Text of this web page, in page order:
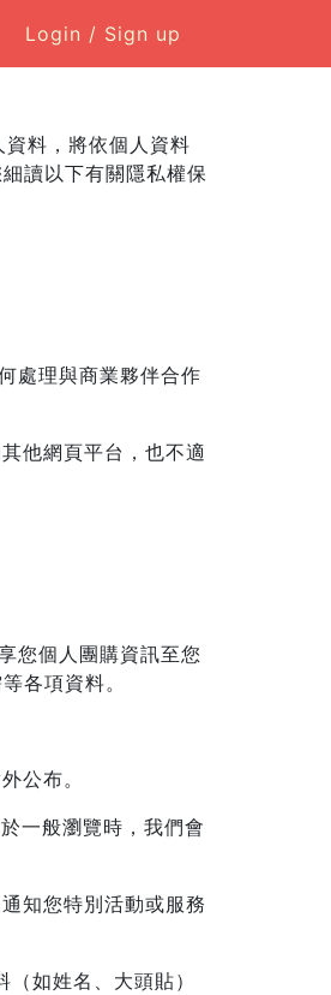
Login / Sign up
料，將依個人資料
讀以下有關隱私權保
處理與商業夥伴合作
他網頁平台，也不適
您個人團購資訊至您
各項資料。
公布。
一般瀏覽時，我們會
知您特別活動或服務
如姓名、大頭貼）